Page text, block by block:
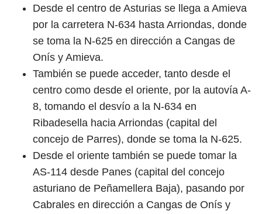
Desde el centro de Asturias se llega a Amieva
por la carretera N-634 hasta Arriondas, donde
se toma la N-625 en dirección a Cangas de
Onís y Amieva.
También se puede acceder, tanto desde el
centro como desde el oriente, por la autovía A-
8, tomando el desvío a la N-634 en
Ribadesella hacia Arriondas (capital del
concejo de Parres), donde se toma la N-625.
Desde el oriente también se puede tomar la
AS-114 desde Panes (capital del concejo
asturiano de Peñamellera Baja), pasando por
Cabrales en dirección a Cangas de Onís y